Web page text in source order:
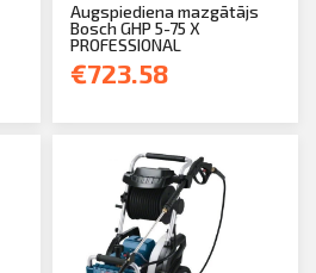
Augspiediena mazgātājs
Bosch GHP 5-75 X
PROFESSIONAL
€723.58